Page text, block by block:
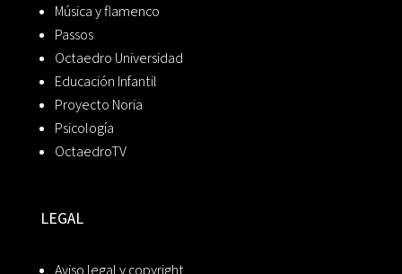
Música y flamenco
Passos
Octaedro Universidad
Educación Infantil
Proyecto Noria
Psicología
OctaedroTV
LEGAL
Aviso legal y copyright